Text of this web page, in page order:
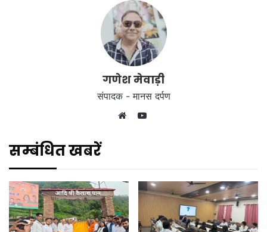
गणेश मेवाड़ी
संपादक - मानस दर्पण
YouTube
सम्बंधित खबरें